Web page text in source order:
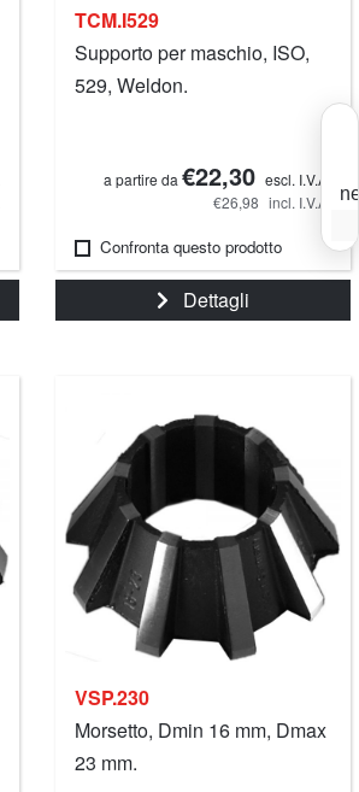
TCM.I529
Supporto per maschio, ISO,
529, Weldon.
a partire da €22,30 escl. I.V.A.
€26,98 incl. I.V.A.
Confronta questo prodotto
Dettagli
VSP.230
Morsetto, Dmin 16 mm, Dmax
23 mm.